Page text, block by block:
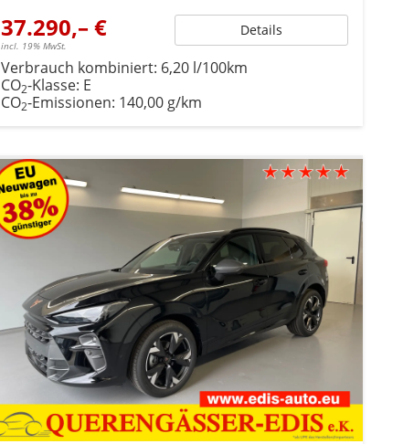
37.290,– €
incl. 19% MwSt.
Details
Verbrauch kombiniert: 6,20 l/100km
CO2-Klasse: E
CO2-Emissionen: 140,00 g/km